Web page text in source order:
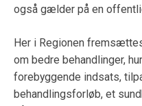
også gælder på en
Her i Regionen
om bedre behandlinger,
forebyggende indsats,
behandlingsforløb, et